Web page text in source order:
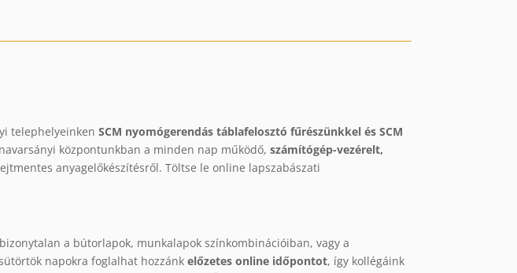
telephelyeinkenSCM nyomógerendás táblafelosztó fűrészünkkel és SCM
központunkban a minden nap működő,számítógép-vezérelt,
anyagelőkészítésről. Töltse le online lapszabászati
a bútorlapok, munkalapok színkombinációiban, vagy a
napokra foglalhat hozzánkelőzetes online időpontot, így kollégáink